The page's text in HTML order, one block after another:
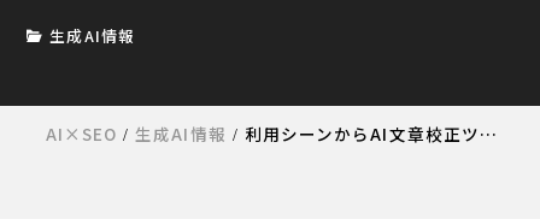
生成AI情報
AI×SEO 生成AI情報 利用シーンからAI文章校正ツールを選ぼう【6種を比較】ChatGPT・Claudeから校正専用ツールまで